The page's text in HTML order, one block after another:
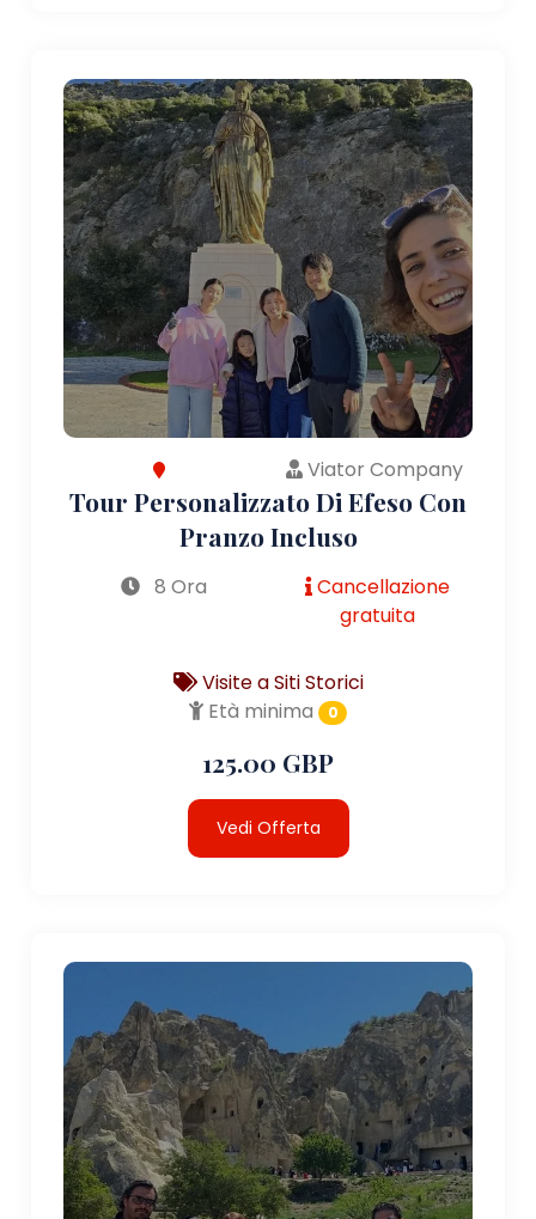
Viator Company
Tour Personalizzato Di Efeso Con
Pranzo Incluso
8 Ora
Cancellazione
gratuita
Visite a Siti Storici
Età minima
0
125.00 GBP
Vedi Offerta